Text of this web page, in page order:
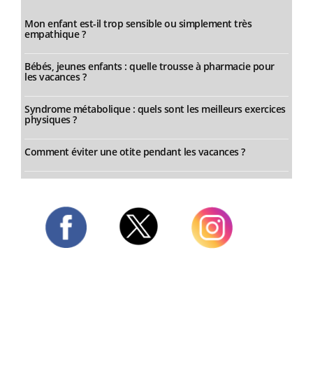
Mon enfant est-il trop sensible ou simplement très
empathique ?
Bébés, jeunes enfants : quelle trousse à pharmacie pour
les vacances ?
Syndrome métabolique : quels sont les meilleurs exercices
physiques ?
Comment éviter une otite pendant les vacances ?